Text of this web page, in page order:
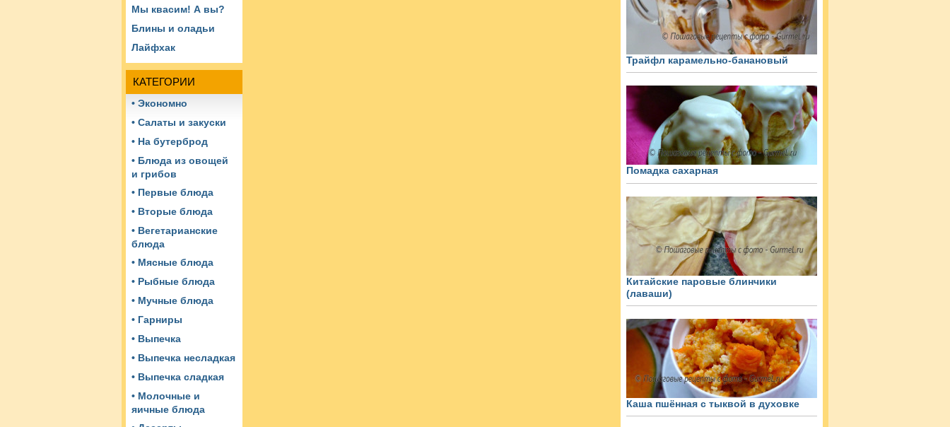
Мы квасим! А вы?
Блины и оладьи
Лайфхак
КАТЕГОРИИ
• Экономно
• Салаты и закуски
• На бутерброд
• Блюда из овощей
и грибов
• Первые блюда
• Вторые блюда
• Вегетарианские
блюда
• Мясные блюда
• Рыбные блюда
• Мучные блюда
• Гарниры
• Выпечка
• Выпечка несладкая
• Выпечка сладкая
• Молочные и
яичные блюда
Трайфл карамельно-банановый
Помадка сахарная
Китайские паровые блинчики
(лаваши)
Каша пшённая с тыквой в духовке